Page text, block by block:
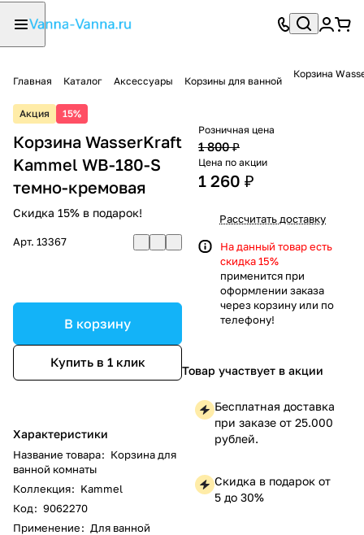
Главная Каталог Аксессуары Корзины для ванной
Корзина
Акция 15%
Корзина WasserKraft
Kammel WB-180-S
темно-кремовая
Скидка 15% в подарок!
Арт. 13367
В корзину
Купить в 1 клик
Характеристики
Название товара: Корзина для
ванной комнаты
Коллекция: Kammel
Код: 9062270
Применение: Для ванной
Розничная цена
1 800 ₽
Цена по акции
1 260 ₽
Рассчитать доставку
На данный товар есть
скидка 15%
применится при
оформлении заказа
через корзину или по
телефону!
Товар участвует в акции
Бесплатная доставка
при заказе от 25.000
рублей.
Скидка в подарок от
5 до 30%